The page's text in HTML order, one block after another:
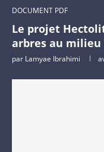
DOCUMENT PDF
Le projet
arbres au
par Lamyae Ibrahimi